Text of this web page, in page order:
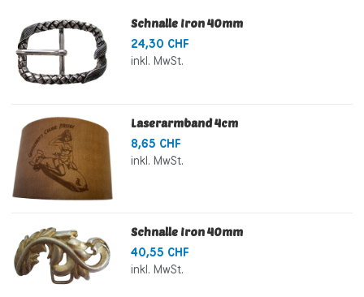
Schnalle Iron 40mm
24,30 CHF
inkl. MwSt.
Laserarmband 4cm
8,65 CHF
inkl. MwSt.
Schnalle Iron 40mm
40,55 CHF
inkl. MwSt.